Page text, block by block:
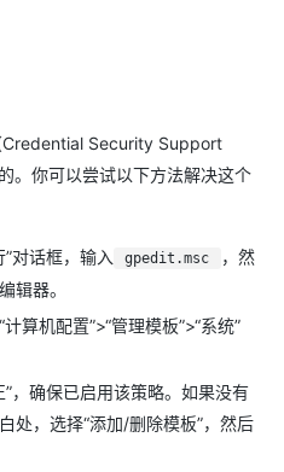
意版本....连接”。
也在后面加了
；也开启了共享，共享桌面的
装是通过笔记本的相同版本的
把archive文件夹里的deb包全
好的。
误、不受支持的函数”，实在是解
Credential Security Support
。你可以尝试以下方法解决这个
对话框，输入 gpedit.msc
，然
辑器。
算机配置”>“管理模板”>“系统”
，确保已启用该策略。如果没有
处，选择“添加/删除模板”，然后